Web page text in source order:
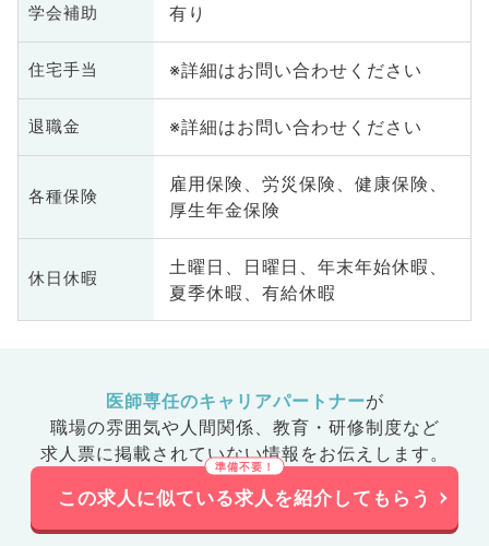
学会補助 有り
住宅手当 ※詳細はお問い合わせください
退職金 ※詳細はお問い合わせください
各種保険
雇用保険、労災保険、健康保険、
厚生年金保険
休日休暇
土曜日、日曜日、年末年始休暇、
夏季休暇、有給休暇
医師専任のキャリアパートナーが
職場の雰囲気や人間関係、 教育・研修制度など
求人票に掲載されていない情報をお伝えします。
この求人に似ている求人を紹介してもらう